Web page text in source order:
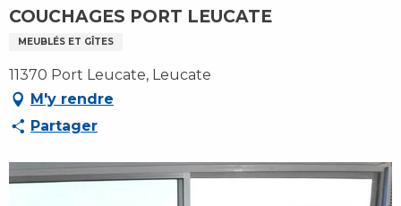
COUCHAGES PORT LEUCATE
MEUBLÉS ET GÎTES
11370 Port Leucate, Leucate
M'y rendre
Partager